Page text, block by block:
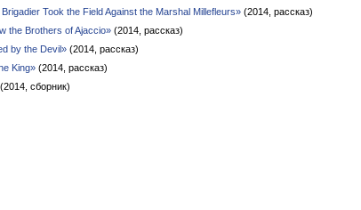
Took the Field Against the Marshal Millefleurs» (2014, рассказ)
the Brothers of Ajaccio» (2014, рассказ)
by the Devil» (2014, рассказ)
King» (2014, рассказ)
(2014, сборник)